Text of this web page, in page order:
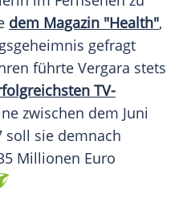
dem Magazin "Health",
gefragt
führte Vergara stets
TV-
zwischen dem Juni
soll sie demnach
Millionen Euro